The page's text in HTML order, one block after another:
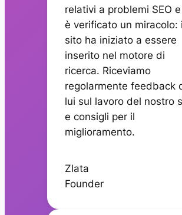
relativi a problemi SEO
è verificato un miracolo:
sito ha iniziato a essere
inserito nel motore di
ricerca. Riceviamo
regolarmente feedback
lui sul lavoro del nostro
e consigli per il
miglioramento.
Zlata
Founder